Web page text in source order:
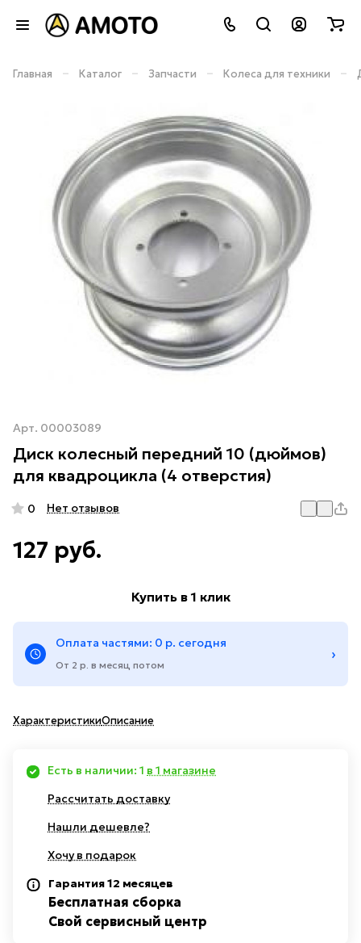
Главная – Каталог – Запчасти – Колеса для техники –
Арт. 00003089
Диск колесный передний 10 (дюймов)
для квадроцикла (4 отверстия)
0 Нет отзывов
127 руб.
Купить в 1 клик
Оплата частями: 0 р. сегодня
От 2 р. в месяц потом
›
ХарактеристикиОписание
Есть в наличии: 1 в 1 магазине
Рассчитать доставку
Нашли дешевле?
Хочу в подарок
Гарантия 12 месяцев
Бесплатная сборка
Свой сервисный центр